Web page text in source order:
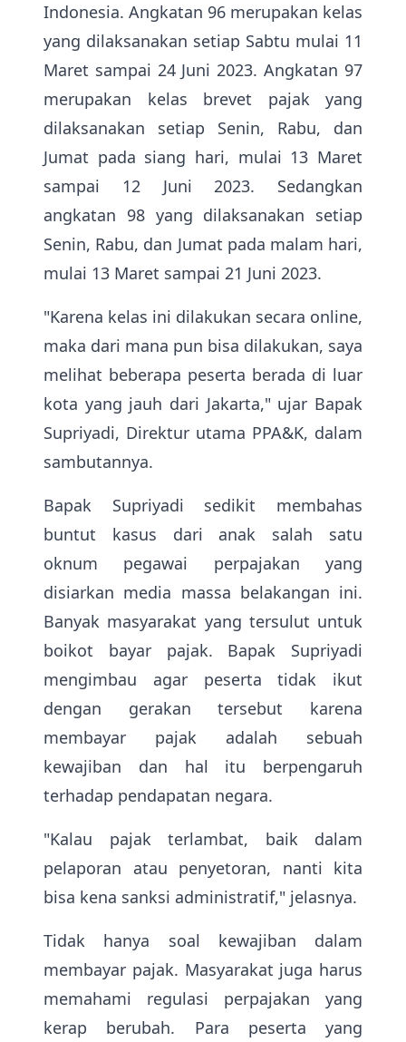
Indonesia. Angkatan 96 merupakan kelas
yang dilaksanakan setiap Sabtu mulai 11
Maret sampai 24 Juni 2023. Angkatan 97
merupakan kelas brevet pajak yang
dilaksanakan setiap Senin, Rabu, dan
Jumat pada siang hari, mulai 13 Maret
sampai 12 Juni 2023. Sedangkan
angkatan 98 yang dilaksanakan setiap
Senin, Rabu, dan Jumat pada malam hari,
mulai 13 Maret sampai 21 Juni 2023.
"Karena kelas ini dilakukan secara online,
maka dari mana pun bisa dilakukan, saya
melihat beberapa peserta berada di luar
kota yang jauh dari Jakarta," ujar Bapak
Supriyadi, Direktur utama PPA&K, dalam
sambutannya.
Bapak Supriyadi sedikit membahas
buntut kasus dari anak salah satu
oknum pegawai perpajakan yang
disiarkan media massa belakangan ini.
Banyak masyarakat yang tersulut untuk
boikot bayar pajak. Bapak Supriyadi
mengimbau agar peserta tidak ikut
dengan gerakan tersebut karena
membayar pajak adalah sebuah
kewajiban dan hal itu berpengaruh
terhadap pendapatan negara.
"Kalau pajak terlambat, baik dalam
pelaporan atau penyetoran, nanti kita
bisa kena sanksi administratif," jelasnya.
Tidak hanya soal kewajiban dalam
membayar pajak. Masyarakat juga harus
memahami regulasi perpajakan yang
kerap berubah. Para peserta yang